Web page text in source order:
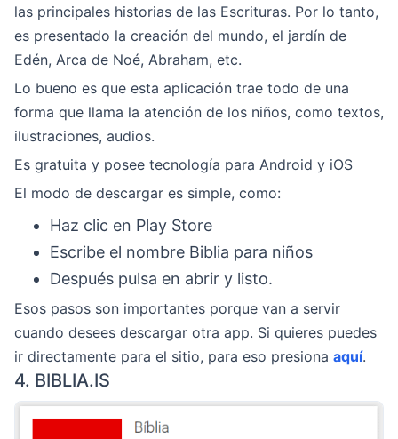
las principales historias de las Escrituras. Por lo tanto,
es presentado la creación del mundo, el jardín de
Edén, Arca de Noé, Abraham, etc.
Lo bueno es que esta aplicación trae todo de una
forma que llama la atención de los niños, como textos,
ilustraciones, audios.
Es gratuita y posee tecnología para Android y iOS
El modo de descargar es simple, como:
Haz clic en Play Store
Escribe el nombre Biblia para niños
Después pulsa en abrir y listo.
Esos pasos son importantes porque van a servir
cuando desees descargar otra app. Si quieres puedes
ir directamente para el sitio, para eso presiona aquí.
4. BIBLIA.IS